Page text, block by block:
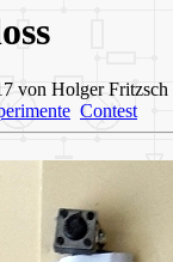
von Holger
Contest